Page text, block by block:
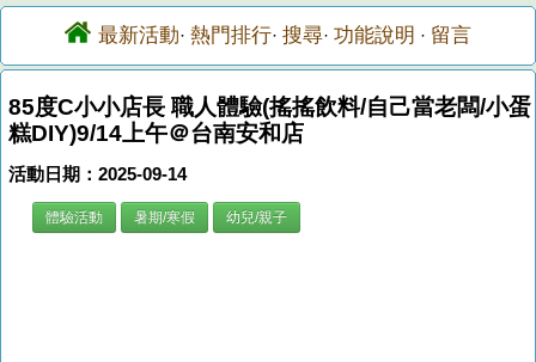
最新活動· 熱門排行· 搜尋· 功能說明 · 留言
85度C小小店長 職人體驗(搖搖飲料/自己當老闆/小蛋
糕DIY)9/14上午＠台南安和店
活動日期：2025-09-14
體驗活動 暑期/寒假 幼兒/親子